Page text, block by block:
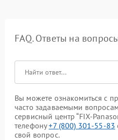
FAQ. Ответы на
Вы можете ознакомиться с
часто задаваемыми
сервисный центр “FIX-
телефону+7 (800) 301-55-83
свой вопрос.